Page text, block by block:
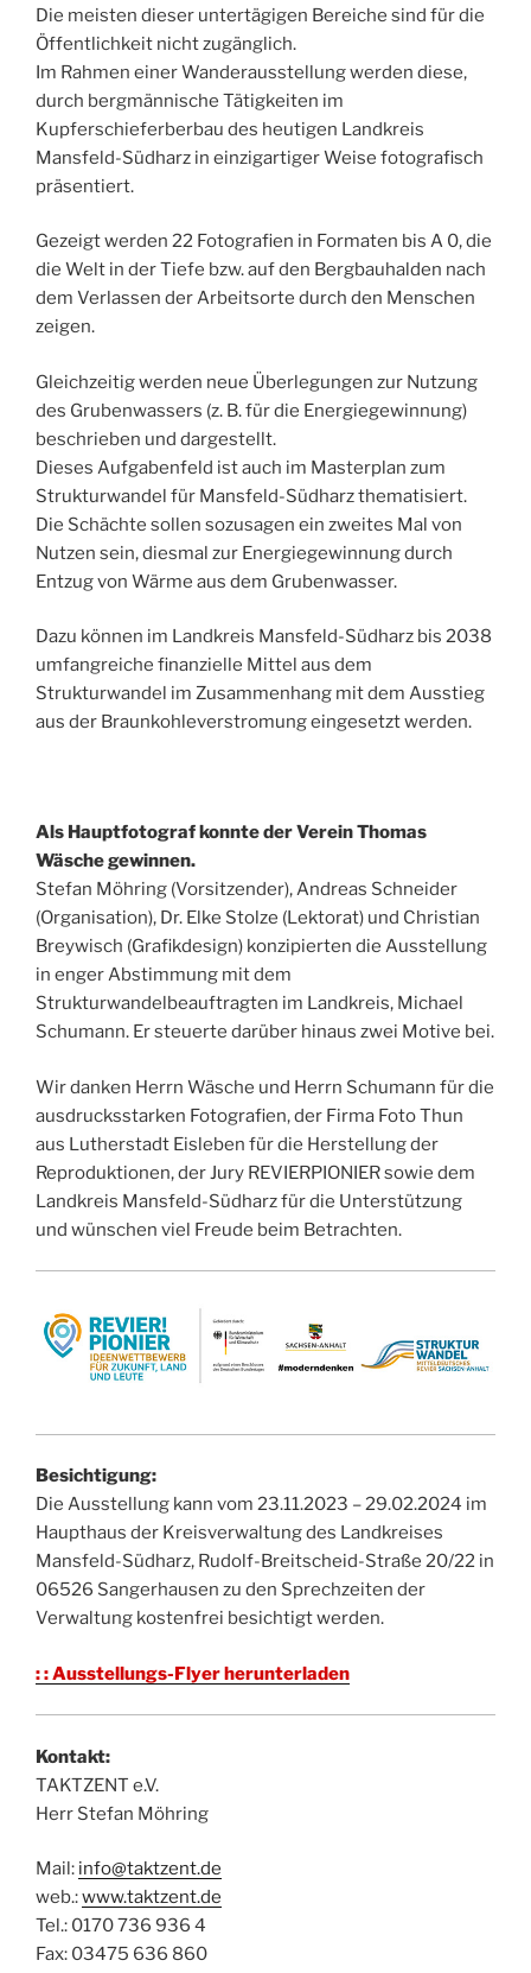
Die meisten dieser untertägigen Bereiche sind für die
Öffentlichkeit nicht zugänglich.
Im Rahmen einer Wanderausstellung werden diese,
durch bergmännische Tätigkeiten im
Kupferschieferberbau des heutigen Landkreis
Mansfeld-Südharz in einzigartiger Weise fotografisch
präsentiert.
Gezeigt werden 22 Fotografien in Formaten bis A 0, die
die Welt in der Tiefe bzw. auf den Bergbauhalden nach
dem Verlassen der Arbeitsorte durch den Menschen
zeigen.
Gleichzeitig werden neue Überlegungen zur Nutzung
des Grubenwassers (z. B. für die Energiegewinnung)
beschrieben und dargestellt.
Dieses Aufgabenfeld ist auch im Masterplan zum
Strukturwandel für Mansfeld-Südharz thematisiert.
Die Schächte sollen sozusagen ein zweites Mal von
Nutzen sein, diesmal zur Energiegewinnung durch
Entzug von Wärme aus dem Grubenwasser.
Dazu können im Landkreis Mansfeld-Südharz bis 2038
umfangreiche finanzielle Mittel aus dem
Strukturwandel im Zusammenhang mit dem Ausstieg
aus der Braunkohleverstromung eingesetzt werden.
Als Hauptfotograf konnte der Verein Thomas
Wäsche gewinnen.
Stefan Möhring (Vorsitzender), Andreas Schneider
(Organisation), Dr. Elke Stolze (Lektorat) und Christian
Breywisch (Grafikdesign) konzipierten die Ausstellung
in enger Abstimmung mit dem
Strukturwandelbeauftragten im Landkreis, Michael
Schumann. Er steuerte darüber hinaus zwei Motive bei.
Wir danken Herrn Wäsche und Herrn Schumann für die
ausdrucksstarken Fotografien, der Firma Foto Thun
aus Lutherstadt Eisleben für die Herstellung der
Reproduktionen, der Jury REVIERPIONIER sowie dem
Landkreis Mansfeld-Südharz für die Unterstützung
und wünschen viel Freude beim Betrachten.
Besichtigung:
Die Ausstellung kann vom 23.11.2023 – 29.02.2024 im
Haupthaus der Kreisverwaltung des Landkreises
Mansfeld-Südharz, Rudolf-Breitscheid-Straße 20/22 in
06526 Sangerhausen zu den Sprechzeiten der
Verwaltung kostenfrei besichtigt werden.
: : Ausstellungs-Flyer herunterladen
Kontakt:
TAKTZENT e.V.
Herr Stefan Möhring
Mail: info@taktzent.de
web.:www.taktzent.de
Tel.: 0170 736 936 4
Fax: 03475 636 860